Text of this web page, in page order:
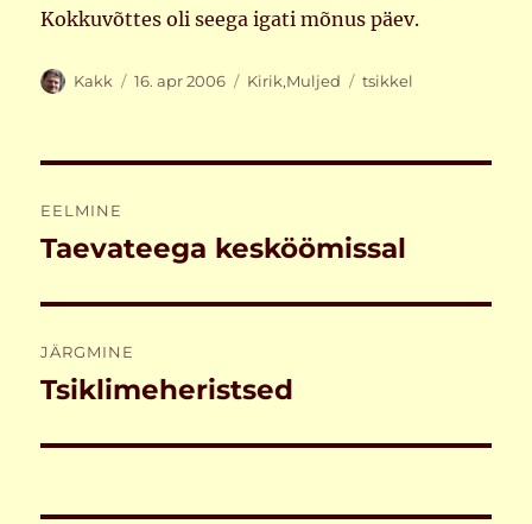
Kokkuvõttes oli seega igati mõnus päev.
Autor
Kakk Postitatud
16. apr 2006 Rubriigid
Kirik,Muljed Sildid
tsikkel
EELMINE
Eelmine
Taevateega kesköömissal
JÄRGMINE
Järgmine
Tsiklimeheristsed